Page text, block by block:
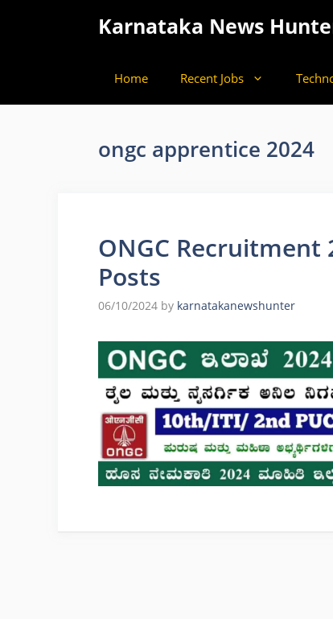
Karnataka News
Home Recent Jobs
ongc apprentice 2024
ONGC Recruitment
Posts
06/10/2024 by karnatakanewshunter